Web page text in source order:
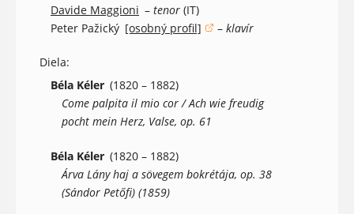
Davide Maggioni – tenor (IT)
Peter Pažický [osobný profil]
(otvorí sa v novom okne)
– klavír
Diela:
Béla Kéler (1820 – 1882)
Come palpita il mio cor / Ach wie freudig
pocht mein Herz, Valse, op. 61
Béla Kéler (1820 – 1882)
Árva Lány haj a sövegem bokrétája, op. 38
(Sándor Petőfi) (1859)